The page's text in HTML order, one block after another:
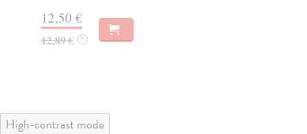
12,50 €
12,89 € ?
High-contrast mode